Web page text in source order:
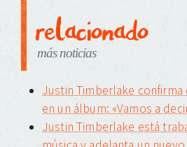
relacionado
más noticias
Justin Timberlake
en un álbum: «Vamos a
Justin Timberlake está